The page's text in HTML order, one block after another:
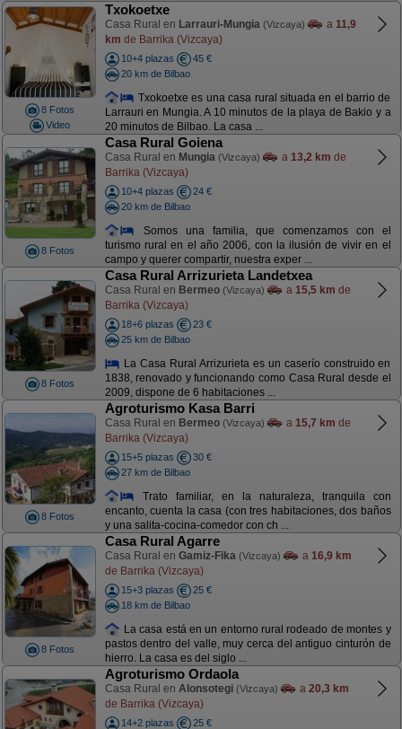
8 Fotos
Video
Txokoetxe
Casa Rural en Larrauri-Mungia (Vizcaya) a 11,9
km de Barrika (Vizcaya)
10+4 plazas
45 €
20 km de Bilbao
Txokoetxe es una casa rural situada en el barrio de
Larrauri en Mungia. A 10 minutos de la playa de Bakio y a
20 minutos de Bilbao. La casa ...
8 Fotos
Casa Rural Goiena
Casa Rural en Mungia (Vizcaya) a 13,2 km de
Barrika (Vizcaya)
10+4 plazas
24 €
20 km de Bilbao
Somos una familia, que comenzamos con el
turismo rural en el año 2006, con la ilusión de vivir en el
campo y querer compartir, nuestra exper ...
8 Fotos
Casa Rural Arrizurieta Landetxea
Casa Rural en Bermeo (Vizcaya) a 15,5 km de
Barrika (Vizcaya)
18+6 plazas
23 €
25 km de Bilbao
La Casa Rural Arrizurieta es un caserío construido en
1838, renovado y funcionando como Casa Rural desde el
2009, dispone de 6 habitaciones ...
8 Fotos
Agroturismo Kasa Barri
Casa Rural en Bermeo (Vizcaya) a 15,7 km de
Barrika (Vizcaya)
15+5 plazas
30 €
27 km de Bilbao
Trato familiar, en la naturaleza, tranquila con
encanto, cuenta la casa (con tres habitaciones, dos baños
y una salita-cocina-comedor con ch ...
8 Fotos
Casa Rural Agarre
Casa Rural en Gamiz-Fika (Vizcaya) a 16,9 km
de Barrika (Vizcaya)
15+3 plazas
25 €
18 km de Bilbao
La casa está en un entorno rural rodeado de montes y
pastos dentro del valle, muy cerca del antiguo cinturón de
hierro. La casa es del siglo ...
Agroturismo Ordaola
Casa Rural en Alonsotegi (Vizcaya) a 20,3 km
de Barrika (Vizcaya)
14+2 plazas
25 €